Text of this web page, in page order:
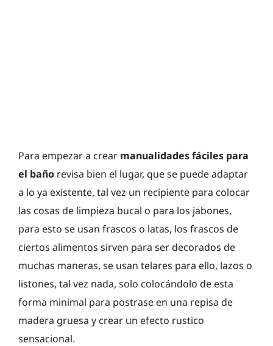
Para empezar a crear manualidades fáciles para
el baño revisa bien el lugar, que se puede adaptar
a lo ya existente, tal vez un recipiente para colocar
las cosas de limpieza bucal o para los jabones,
para esto se usan frascos o latas, los frascos de
ciertos alimentos sirven para ser decorados de
muchas maneras, se usan telares para ello, lazos o
listones, tal vez nada, solo colocándolo de esta
forma minimal para postrase en una repisa de
madera gruesa y crear un efecto rustico
sensacional.